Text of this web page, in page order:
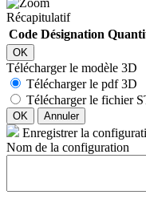
Récapitulatif
Code Désignation
OK
Télécharger le modèle 3D
Télécharger le pdf 3D
Télécharger le fichier
OK Annuler
Enregistrer la
Nom de la configuration